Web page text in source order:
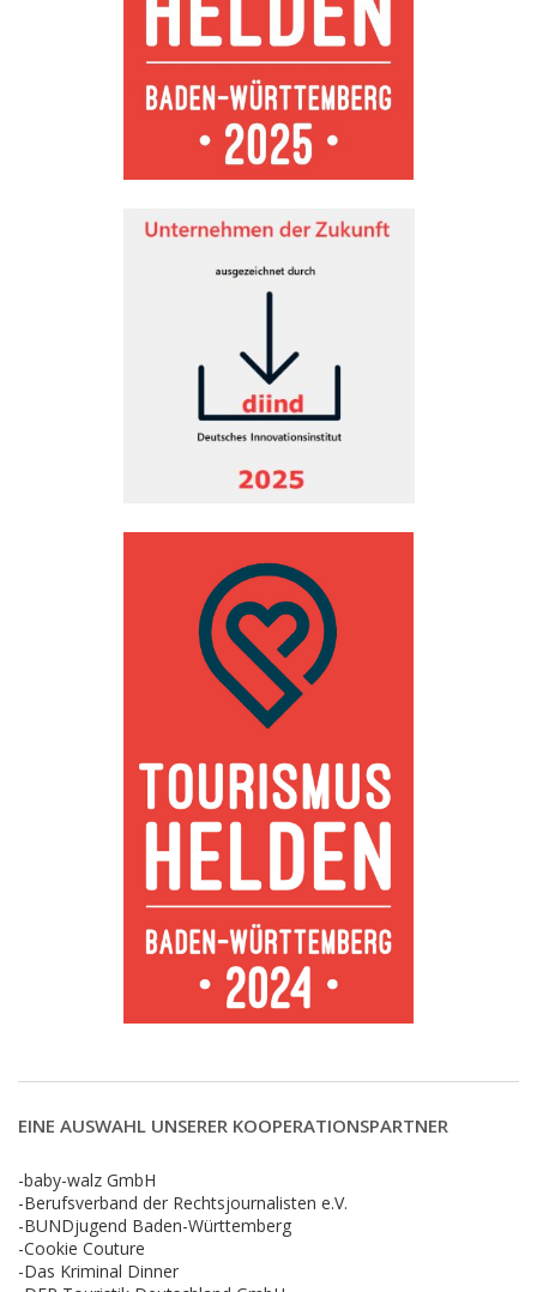
EINE AUSWAHL UNSERER KOOPERATIONSPARTNER
-baby-walz GmbH
-Berufsverband der Rechtsjournalisten e.V.
-BUNDjugend Baden-Württemberg
-Cookie Couture
-Das Kriminal Dinner